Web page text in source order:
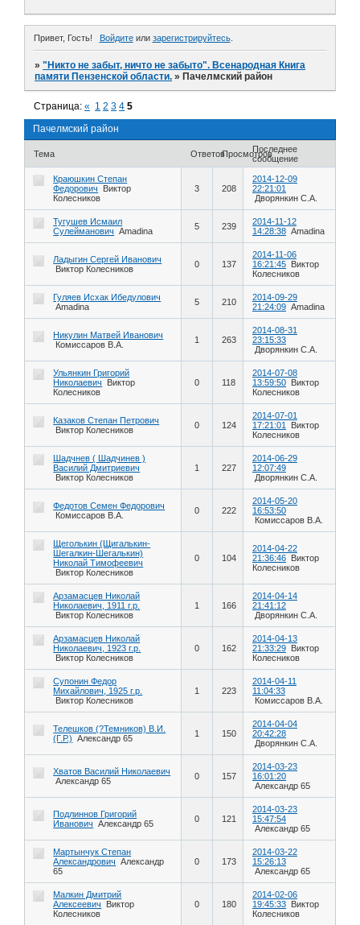
Привет, Гость! Войдитеили зарегистрируйтесь.
»"Никто не забыт, ничто не забыто". Всенародная Книга
памяти Пензенской области. » Пачелмский район
Пачелмский район
Страница:« 1 2 3 4 5
Тема ОтветовПросмотровПоследнее
сообщение
Краюшкин Степан
Федорович
Виктор
Колесников
3 208
2014-12-09
22:21:01
Дворянкин С.А.
Тугушев Исмаил
Сулейманович
Amadina 5 239
2014-11-12
14:28:38 Amadina
Ладыгин Сергей Иванович
Виктор Колесников
0 137
2014-11-06
16:21:45 Виктор
Колесников
Гуляев Исхак Ибедулович
Amadina
5 210
2014-09-29
21:24:09 Amadina
Никулин Матвей Иванович
Комиссаров В.А.
1 263
2014-08-31
23:15:33
Дворянкин С.А.
Ульянкин Григорий
Николаевич
Виктор
Колесников
0 118
2014-07-08
13:59:50 Виктор
Колесников
Казаков Степан Петрович
Виктор Колесников
0 124
2014-07-01
17:21:01
Виктор
Колесников
Шадчнев ( Шадчинев )
Василий Дмитриевич
Виктор Колесников
1 227
2014-06-29
12:07:49
Дворянкин С.А.
Федотов Семен Федорович
Комиссаров В.А.
0 222
2014-05-20
16:53:50
Комиссаров В.А.
Щеголькин (Щигалькин-
Шегалкин-Шегалькин)
Николай Тимофеевич
Виктор Колесников
0 104
2014-04-22
21:36:46 Виктор
Колесников
Арзамасцев Николай
Николаевич, 1911 г.р.
Виктор Колесников
1 166
2014-04-14
21:41:12
Дворянкин С.А.
Арзамасцев Николай
Николаевич, 1923 г.р.
Виктор Колесников
0 162
2014-04-13
21:33:29 Виктор
Колесников
Супонин Федор
Михайлович, 1925 г.р.
Виктор Колесников
1 223
2014-04-11
11:04:33
Комиссаров В.А.
Телешков (?Темников) В.И.
(Г.Р.)
Александр 65 1 150
2014-04-04
20:42:28
Дворянкин С.А.
Хватов Василий Николаевич
Александр 65
0 157
2014-03-23
16:01:20
Александр 65
Подлиннов Григорий
Иванович
Александр 65 0 121
2014-03-23
15:47:54
Александр 65
Мартынчук Степан
Александрович
Александр
65
0 173
2014-03-22
15:26:13
Александр 65
Малкин Дмитрий
Алексеевич
Виктор
Колесников
0 180
2014-02-06
19:45:33 Виктор
Колесников